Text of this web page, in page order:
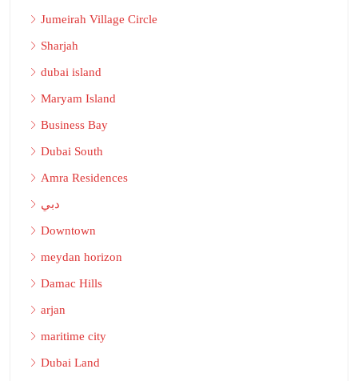
Jumeirah Village Circle
Sharjah
dubai island
Maryam Island
Business Bay
Dubai South
Amra Residences
دبي
Downtown
meydan horizon
Damac Hills
arjan
maritime city
Dubai Land